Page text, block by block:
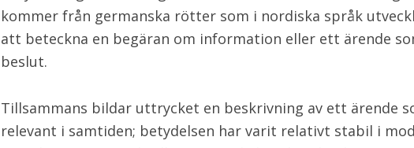
kommer från germanska rötter som i nordiska språk
att beteckna en begäran om information eller ett ärende
beslut.
Tillsammans bildar uttrycket en beskrivning av ett ärende
relevant i samtiden; betydelsen har varit relativt stabil i